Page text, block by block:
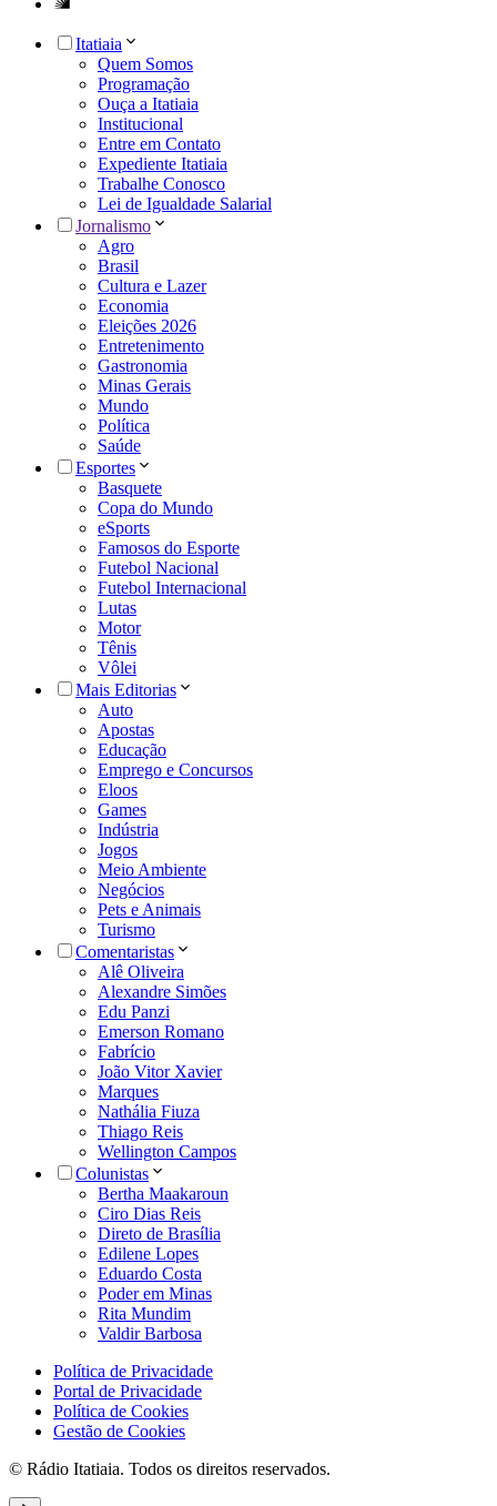
Itatiaia
Quem Somos
Programação
Ouça a Itatiaia
Institucional
Entre em Contato
Expediente Itatiaia
Trabalhe Conosco
Lei de Igualdade Salarial
Jornalismo
Agro
Brasil
Cultura e Lazer
Economia
Eleições 2026
Entretenimento
Gastronomia
Minas Gerais
Mundo
Política
Saúde
Esportes
Basquete
Copa do Mundo
eSports
Famosos do Esporte
Futebol Nacional
Futebol Internacional
Lutas
Motor
Tênis
Vôlei
Mais Editorias
Auto
Apostas
Educação
Emprego e Concursos
Eloos
Games
Indústria
Jogos
Meio Ambiente
Negócios
Pets e Animais
Turismo
Comentaristas
Alê Oliveira
Alexandre Simões
Edu Panzi
Emerson Romano
Fabrício
João Vitor Xavier
Marques
Nathália Fiuza
Thiago Reis
Wellington Campos
Colunistas
Bertha Maakaroun
Ciro Dias Reis
Direto de Brasília
Edilene Lopes
Eduardo Costa
Poder em Minas
Rita Mundim
Valdir Barbosa
Política de Privacidade
Portal de Privacidade
Política de Cookies
Gestão de Cookies
© Rádio Itatiaia. Todos os direitos reservados.